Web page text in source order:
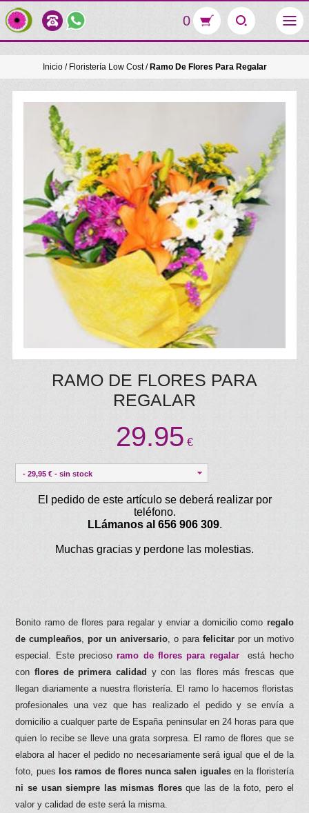
0
Inicio/ Floristería Low Cost/ Ramo De Flores Para Regalar
RAMO DE FLORES PARA
REGALAR
29.95 €
- 29,95 € - sin stock
El pedido de este artículo se deberá realizar por
teléfono.
LLámanos al 656 906 309.
Muchas gracias y perdone las molestias.
Bonito ramo de flores para regalar y enviar a domicilio como regalo
de cumpleaños ,por un aniversario , o para felicitarpor un motivo
especial. Este preciosoramo de flores para regalarestá hecho
conflores de primera calidad y con las flores más frescas que
llegan diariamente a nuestra floristería. El ramo lo hacemos floristas
profesionales una vez que has realizado el pedido y se envía a
domicilio a cualquer parte de España peninsular en 24 horas para que
quien lo recibe se lleve una grata sorpresa. El ramo de flores que se
elabora al hacer el pedido no necesariamente será igual que el de la
foto, pues los ramos de flores nunca salen igualesen la floristería
ni se usan siempre las mismas floresque las de la foto, pero el
valor y calidad de este será la misma.